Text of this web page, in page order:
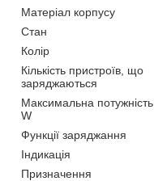
Матеріал корпусу
Стан
Колір
Кількість пристроїв, що
заряджаються
Максимальна потужність
W
Функції заряджання
Індикація
Призначення